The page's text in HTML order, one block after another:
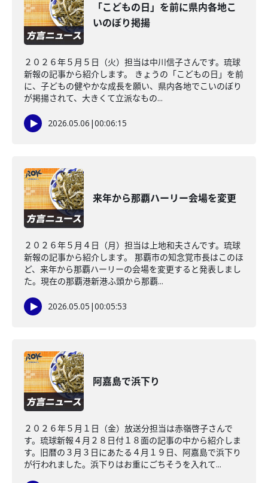
「こどもの日」を前に県内各地こ
いのぼり掲揚
２０２６年５月５日（火）担当は中川信子さんです。琉球
新報の記事から紹介します。 きょうの「こどもの日」を前
に、子どもの健やかな成長を願い、県内各地でこいのぼり
が掲揚されて、大きくて立派なもの...
2026.05.06 |00:06:15
来年から那覇ハーリー会場を変更
２０２６年５月４日（月）担当は上地和夫さんです。琉球
新報の記事から紹介します。 那覇市の知念覚市長はこのほ
ど、来年から那覇ハーリーの会場を変更すると発表しまし
た。現在の那覇港新港ふ頭から那覇...
2026.05.05 |00:05:53
阿嘉島で浜下り
２０２６年５月１日（金）放送分担当は赤嶺啓子さんで
す。琉球新報４月２８日付１８面の記事の中から紹介しま
す。旧暦の３月３日にあたる４月１９日、阿嘉島で浜下り
が行われました。浜下りはお重にごちそうを入れて...